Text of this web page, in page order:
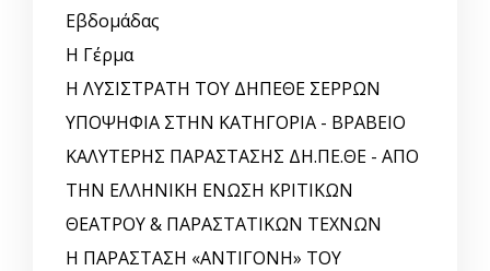
Εβδομάδας
Η Γέρμα
Η ΛΥΣΙΣΤΡΑΤΗ ΤΟΥ ΔΗΠΕΘΕ ΣΕΡΡΩΝ
ΥΠΟΨΗΦΙΑ ΣΤΗΝ ΚΑΤΗΓΟΡΙΑ - ΒΡΑΒΕΙΟ
ΚΑΛΥΤΕΡΗΣ ΠΑΡΑΣΤΑΣΗΣ ΔΗ.ΠΕ.ΘΕ - ΑΠΟ
ΤΗΝ ΕΛΛΗΝΙΚΗ ΕΝΩΣΗ ΚΡΙΤΙΚΩΝ
ΘΕΑΤΡΟΥ & ΠΑΡΑΣΤΑΤΙΚΩΝ ΤΕΧΝΩΝ
Η ΠΑΡΑΣΤΑΣΗ «ΑΝΤΙΓΟΝΗ» ΤΟΥ